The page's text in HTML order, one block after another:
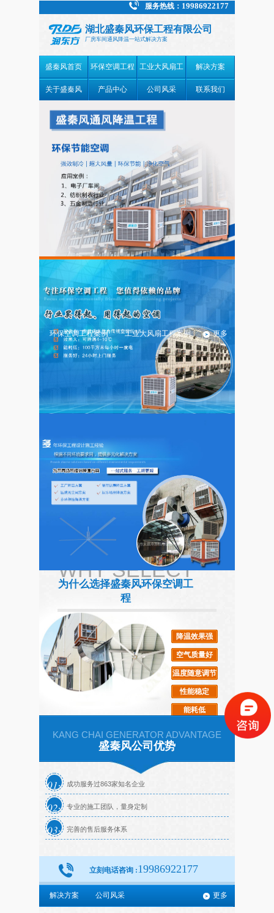
服务热线： 19986922177
湖北盛秦风环保工程有限公司
厂房车间通风降温一站式解决方案
盛秦风首页 环保空调工程
案例
工业大风扇工
程案例
解决方案
关于盛秦风 产品中心 公司风采 联系我们
盛秦风产品分类 更多
环保空调工程案例 工业大风扇工程案例 更多
厂房降温安装七十五台环
保空调
湖北赤壁某电器厂环保空
调通风降温工程
武汉某汽车零部件工厂环
保空调案列
武汉某食品厂采用"扇机
组合”的通风降温工程
“扇机组合”为你解决车间
高大的厂房如何通风降温 仓库大型工业风扇
立刻电话咨询 :19986922177
WHY SELECT
为什么选择盛秦风环保空调工
程
降温效果强
空气质量好
温度随意调节
性能稳定
能耗低
KANG CHAI GENERATOR ADVANTAGE
盛秦风公司优势
01 成功服务过863家知名企业
02 专业的施工团队，量身定制
03 完善的售后服务体系
立刻电话咨询 :19986922177
解决方案 公司风采 更多